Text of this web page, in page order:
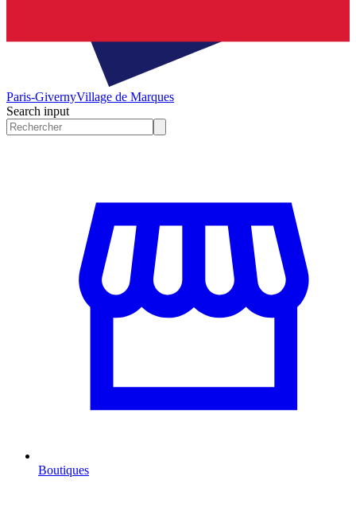
Paris-GivernyVillage de Marques
Search input
Boutiques